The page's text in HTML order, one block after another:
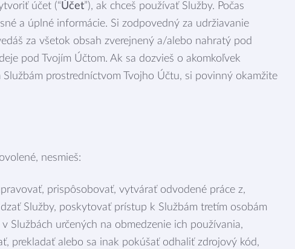
účet (“Účet”), ak chceš používať Služby. Počas
a úplné informácie. Si zodpovedný za udržiavanie
za všetok obsah zverejnený a/alebo nahratý pod
pod Tvojím Účtom. Ak sa dozvieš o akomkoľvek
prostredníctvom Tvojho Účtu, si povinný okamžite
nesmieš:
prispôsobovať, vytvárať odvodené práce z,
Služby, poskytovať prístup k Službám tretím osobám
Službách určených na obmedzenie ich používania,
prekladať alebo sa inak pokúšať odhaliť zdrojový kód,